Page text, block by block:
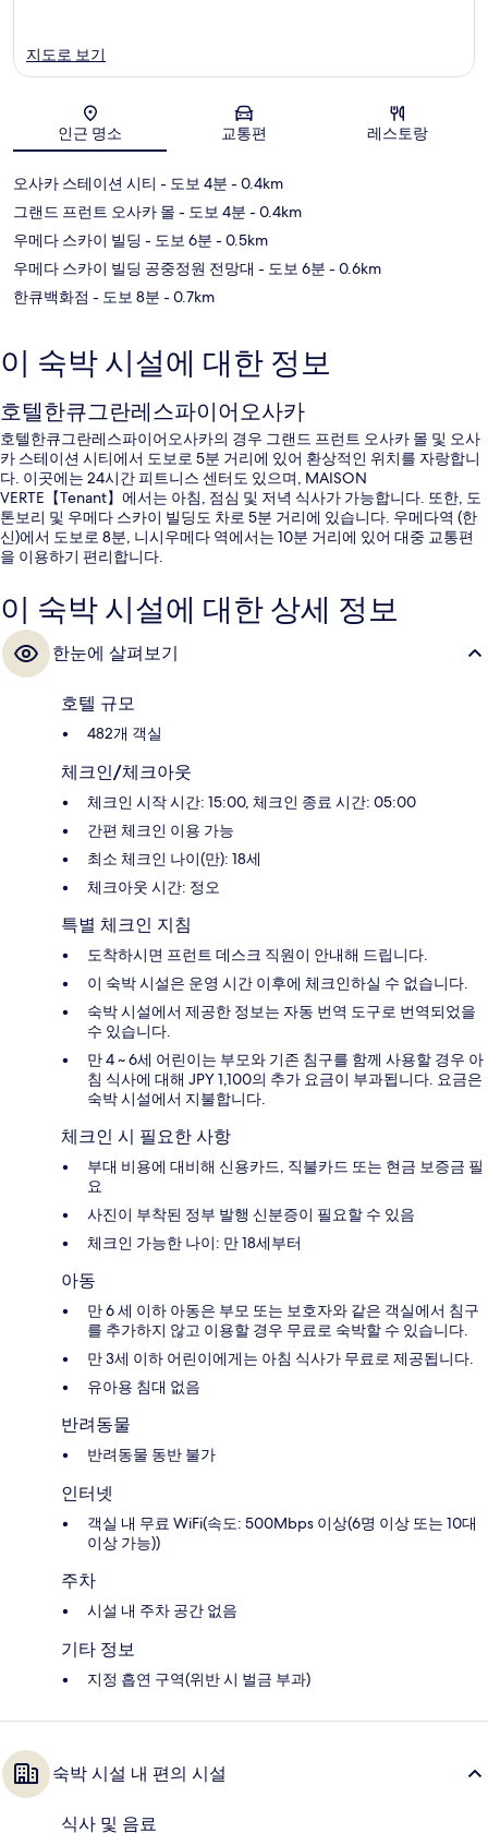
지도
지도로 보기
인근 명소 교통편 레스토랑
오사카 스테이션 시티 - 도보 4분 - 0.4km
그랜드 프런트 오사카 몰 - 도보 4분 - 0.4km
우메다 스카이 빌딩 - 도보 6분 - 0.5km
우메다 스카이 빌딩 공중정원 전망대 - 도보 6분 - 0.6km
한큐백화점 - 도보 8분 - 0.7km
이 숙박 시설에 대한 정보
호텔한큐그란레스파이어오사카
호텔한큐그란레스파이어오사카의 경우 그랜드 프런트 오사카 몰 및 오사
카 스테이션 시티에서 도보로 5분 거리에 있어 환상적인 위치를 자랑합니
다. 이곳에는 24시간 피트니스 센터도 있으며, MAISON
VERTE【Tenant】에서는 아침, 점심 및 저녁 식사가 가능합니다. 또한, 도
톤보리 및 우메다 스카이 빌딩도 차로 5분 거리에 있습니다. 우메다역 (한
신)에서 도보로 8분, 니시우메다 역에서는 10분 거리에 있어 대중 교통편
을 이용하기 편리합니다.
이 숙박 시설에 대한 상세 정보
한눈에 살펴보기
호텔 규모
482개 객실
체크인/체크아웃
체크인 시작 시간: 15:00, 체크인 종료 시간: 05:00
간편 체크인 이용 가능
최소 체크인 나이(만): 18세
체크아웃 시간: 정오
특별 체크인 지침
도착하시면 프런트 데스크 직원이 안내해 드립니다.
이 숙박 시설은 운영 시간 이후에 체크인하실 수 없습니다.
숙박 시설에서 제공한 정보는 자동 번역 도구로 번역되었을
수 있습니다.
만 4 ~ 6세 어린이는 부모와 기존 침구를 함께 사용할 경우 아
침 식사에 대해 JPY 1,100의 추가 요금이 부과됩니다. 요금은
숙박 시설에서 지불합니다.
체크인 시 필요한 사항
부대 비용에 대비해 신용카드, 직불카드 또는 현금 보증금 필
요
사진이 부착된 정부 발행 신분증이 필요할 수 있음
체크인 가능한 나이: 만 18세부터
아동
만 6 세 이하 아동은 부모 또는 보호자와 같은 객실에서 침구
를 추가하지 않고 이용할 경우 무료로 숙박할 수 있습니다.
만 3세 이하 어린이에게는 아침 식사가 무료로 제공됩니다.
유아용 침대 없음
반려동물
반려동물 동반 불가
인터넷
객실 내 무료 WiFi(속도: 500Mbps 이상(6명 이상 또는 10대
이상 가능))
주차
시설 내 주차 공간 없음
기타 정보
지정 흡연 구역(위반 시 벌금 부과)
숙박 시설 내 편의 시설
식사 및 음료